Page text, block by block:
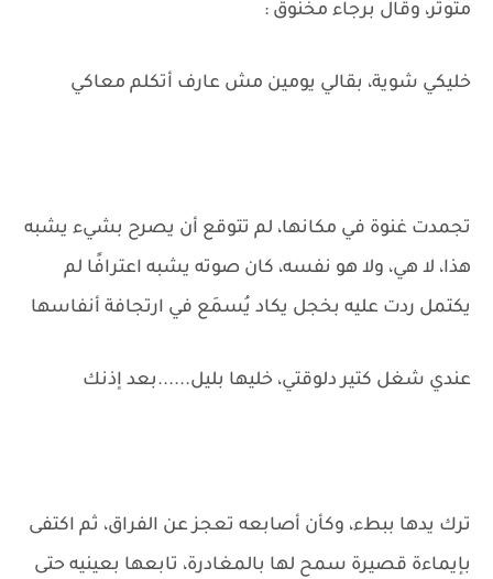
متوتر، وقال برجاء مخنوق :
خليكي شوية، بقالي يومين مش عارف أتكلم معاكي
تجمدت غنوة في مكانها، لم تتوقع أن يصرح بشيء يشبه
هذا، لا هي، ولا هو نفسه، كان صوته يشبه اعترافًا لم
يكتمل ردت عليه بخجل يكاد يُسمَع في ارتجافة أنفاسها
عندي شغل كتير دلوقتي، خليها بليل......بعد إذنك
ترك يدها ببطء، وكأن أصابعه تعجز عن الفراق، ثم اكتفى
بإيماءة قصيرة سمح لها بالمغادرة، تابعها بعينيه حتى